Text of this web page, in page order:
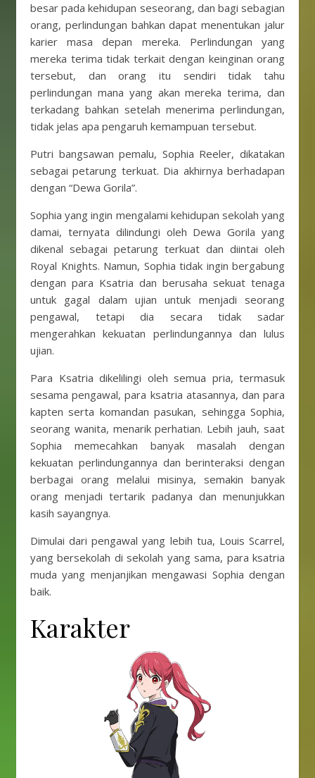
besar pada kehidupan seseorang, dan bagi sebagian
orang, perlindungan bahkan dapat menentukan jalur
karier masa depan mereka. Perlindungan yang
mereka terima tidak terkait dengan keinginan orang
tersebut, dan orang itu sendiri tidak tahu
perlindungan mana yang akan mereka terima, dan
terkadang bahkan setelah menerima perlindungan,
tidak jelas apa pengaruh kemampuan tersebut.
Putri bangsawan pemalu, Sophia Reeler, dikatakan
sebagai petarung terkuat. Dia akhirnya berhadapan
dengan “Dewa Gorila”.
Sophia yang ingin mengalami kehidupan sekolah yang
damai, ternyata dilindungi oleh Dewa Gorila yang
dikenal sebagai petarung terkuat dan diintai oleh
Royal Knights. Namun, Sophia tidak ingin bergabung
dengan para Ksatria dan berusaha sekuat tenaga
untuk gagal dalam ujian untuk menjadi seorang
pengawal, tetapi dia secara tidak sadar
mengerahkan kekuatan perlindungannya dan lulus
ujian.
Para Ksatria dikelilingi oleh semua pria, termasuk
sesama pengawal, para ksatria atasannya, dan para
kapten serta komandan pasukan, sehingga Sophia,
seorang wanita, menarik perhatian. Lebih jauh, saat
Sophia memecahkan banyak masalah dengan
kekuatan perlindungannya dan berinteraksi dengan
berbagai orang melalui misinya, semakin banyak
orang menjadi tertarik padanya dan menunjukkan
kasih sayangnya.
Dimulai dari pengawal yang lebih tua, Louis Scarrel,
yang bersekolah di sekolah yang sama, para ksatria
muda yang menjanjikan mengawasi Sophia dengan
baik.
Karakter